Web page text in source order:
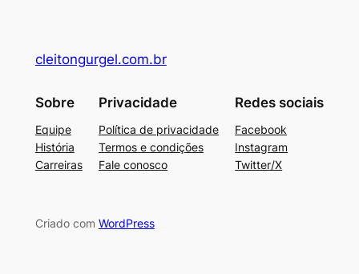
cleitongurgel.com.br
Sobre
Equipe
História
Carreiras
Privacidade
Política de privacidade
Termos e condições
Fale conosco
Redes sociais
Facebook
Instagram
Twitter/X
Criado com WordPress